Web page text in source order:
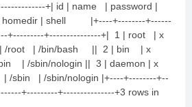
+| id | name | password |
homedir | shell |+----+--------+------
+---------+---------------+| 1 | root | x
| /bin/bash || 2 | bin | x
/sbin/nologin || 3 | daemon | x
| /sbin/nologin |+----+--------+--
+---------+---------------+3 rows in